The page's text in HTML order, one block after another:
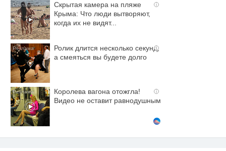
i
Скрытая камера на пляже
Крыма: Что люди вытворяют,
когда их не видят...
i
Ролик длится несколько секунд,
а смеяться вы будете долго
i
Королева вагона отожгла!
Видео не оставит равнодушным